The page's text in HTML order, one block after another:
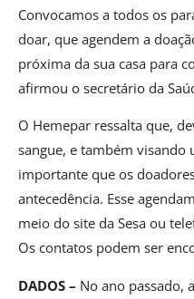
Convocamos a todos os
doar, que agendem a
próxima da sua casa para
afirmou o secretário da
O Hemepar ressalta que,
sangue, e também
importante que os
antecedência. Esse
meio do site da Sesa ou
Os contatos podem ser
DADOS – No ano passado,